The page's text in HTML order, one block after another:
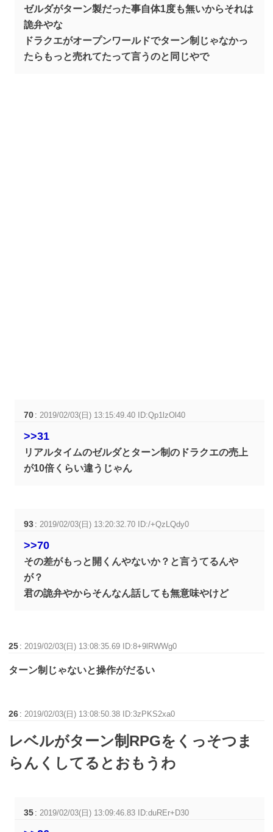
ゼルダがターン製だった事自体1度も無いからそれは
詭弁やな
ドラクエがオープンワールドでターン制じゃなかっ
たらもっと売れてたって言うのと同じやで
70 :2019/02/03(日) 13:15:49.40 ID:Qp1lzOl40
>>31
リアルタイムのゼルダとターン制のドラクエの売上
が10倍くらい違うじゃん
93 :2019/02/03(日) 13:20:32.70 ID:/+QzLQdy0
>>70
その差がもっと開くんやないか？と言うてるんや
が？
君の詭弁やからそんなん話しても無意味やけど
25 :2019/02/03(日) 13:08:35.69 ID:8+9lRWWg0
ターン制じゃないと操作がだるい
26 :2019/02/03(日) 13:08:50.38 ID:3zPKS2xa0
レベルがターン制RPGをくっそつま
らんくしてるとおもうわ
35 :2019/02/03(日) 13:09:46.83 ID:duREr+D30